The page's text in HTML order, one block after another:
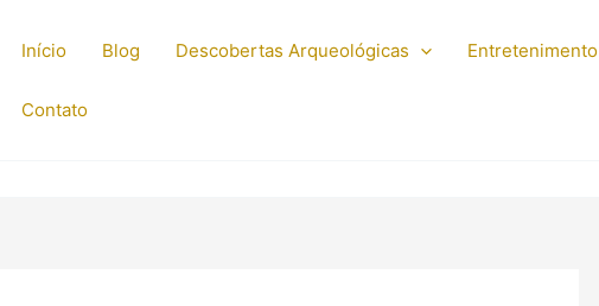
Início Blog Descobertas Arqueológicas Entretenimento
Contato